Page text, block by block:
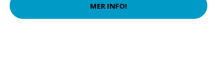
MER INFO!